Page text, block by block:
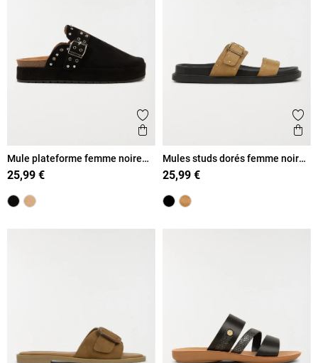
Ajouter aux favoris
Aperçu rapide
Mule plateforme femme noire
(36-41)
25,99 €
Mules studs dorés femme noir
(36-41)
25,99 €